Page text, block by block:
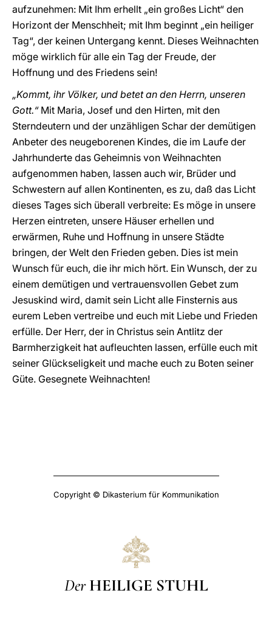
aufzunehmen: Mit Ihm erhellt „ein großes Licht“ den
Horizont der Menschheit; mit Ihm beginnt „ein heiliger
Tag“, der keinen Untergang kennt. Dieses Weihnachten
möge wirklich für alle ein Tag der Freude, der
Hoffnung und des Friedens sein!
„Kommt, ihr Völker, und betet an den Herrn, unseren
Gott.“ Mit Maria, Josef und den Hirten, mit den
Sterndeutern und der unzähligen Schar der demütigen
Anbeter des neugeborenen Kindes, die im Laufe der
Jahrhunderte das Geheimnis von Weihnachten
aufgenommen haben, lassen auch wir, Brüder und
Schwestern auf allen Kontinenten, es zu, daß das Licht
dieses Tages sich überall verbreite: Es möge in unsere
Herzen eintreten, unsere Häuser erhellen und
erwärmen, Ruhe und Hoffnung in unsere Städte
bringen, der Welt den Frieden geben. Dies ist mein
Wunsch für euch, die ihr mich hört. Ein Wunsch, der zu
einem demütigen und vertrauensvollen Gebet zum
Jesuskind wird, damit sein Licht alle Finsternis aus
eurem Leben vertreibe und euch mit Liebe und Frieden
erfülle. Der Herr, der in Christus sein Antlitz der
Barmherzigkeit hat aufleuchten lassen, erfülle euch mit
seiner Glückseligkeit und mache euch zu Boten seiner
Güte. Gesegnete Weihnachten!
Copyright © Dikasterium für Kommunikation
Der HEILIGE STUHL